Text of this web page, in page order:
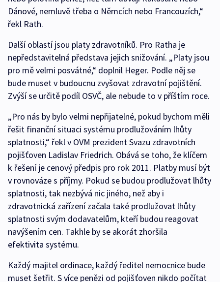
Dánové, nemluvě třeba o Němcích nebo Francouzích,“
řekl Rath.
Další oblastí jsou platy zdravotníků. Pro Ratha je
nepředstavitelná představa jejich snižování. „Platy jsou
pro mě velmi posvátné,“ doplnil Heger. Podle něj se
bude muset v budoucnu zvyšovat zdravotní pojištění.
Zvýší se určitě podíl OSVČ, ale nebude to v příštím roce.
„Pro nás by bylo velmi nepřijatelné, pokud bychom měli
řešit finanční situaci systému prodlužováním lhůty
splatnosti,“ řekl v OVM prezident Svazu zdravotních
pojišťoven Ladislav Friedrich. Obává se toho, že klíčem
k řešení je cenový předpis pro rok 2011. Platby musí být
v rovnováze s příjmy. Pokud se budou prodlužovat lhůty
splatnosti, tak nezbývá nic jiného, než aby i
zdravotnická zařízení začala také prodlužovat lhůty
splatnosti svým dodavatelům, kteří budou reagovat
navýšením cen. Takhle by se akorát zhoršila
efektivita systému.
Každý majitel ordinace, každý ředitel nemocnice bude
muset šetřit. S více penězi od pojišťoven nikdo počítat